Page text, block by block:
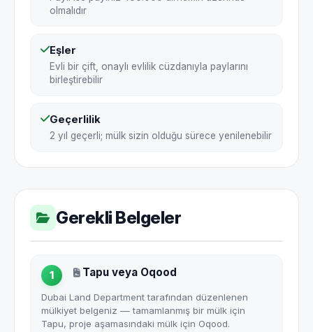
olmalıdır
Eşler
Evli bir çift, onaylı evlilik cüzdanıyla paylarını
birleştirebilir
Geçerlilik
2 yıl geçerli; mülk sizin olduğu sürece yenilenebilir
Gerekli Belgeler
1 Tapu veya Oqood
Dubai Land Department tarafından düzenlenen
mülkiyet belgeniz — tamamlanmış bir mülk için
Tapu, proje aşamasındaki mülk için Oqood.